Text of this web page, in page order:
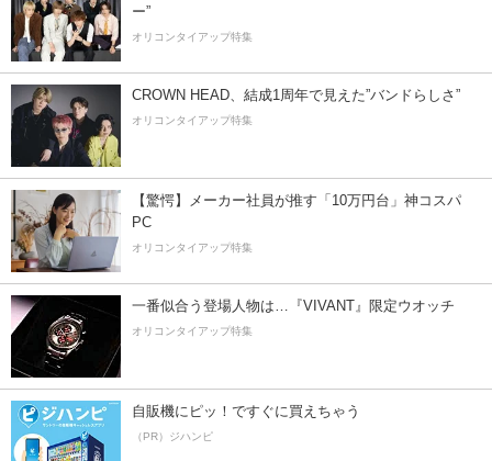
ー”
オリコンタイアップ特集
CROWN HEAD、結成1周年で見えた”バンドらしさ”
オリコンタイアップ特集
【驚愕】メーカー社員が推す「10万円台」神コスパ
PC
オリコンタイアップ特集
一番似合う登場人物は…『VIVANT』限定ウオッチ
オリコンタイアップ特集
自販機にピッ！ですぐに買えちゃう
（PR）ジハンピ